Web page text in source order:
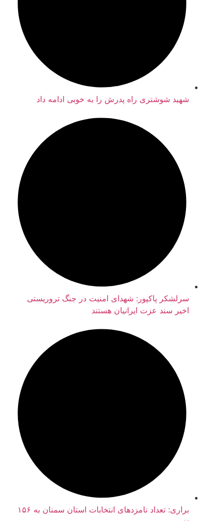
شهید شوشتری راه پدرش را به خوبی ادامه داد
سرلشکر پاکپور: شهدای امنیت در جنگ تروریستی
اخیر سند عزت ایرانیان هستند
براری: تعداد نامزدهای انتخابات استان سمنان به ۱۵۶